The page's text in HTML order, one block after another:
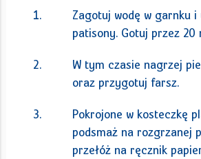
Zagotuj wodę w garnku i
patisony. Gotuj przez 20
W tym czasie nagrzej
oraz przygotuj farsz.
Pokrojone w kosteczkę
podsmaż na rozgrzanej
przełóż na ręcznik